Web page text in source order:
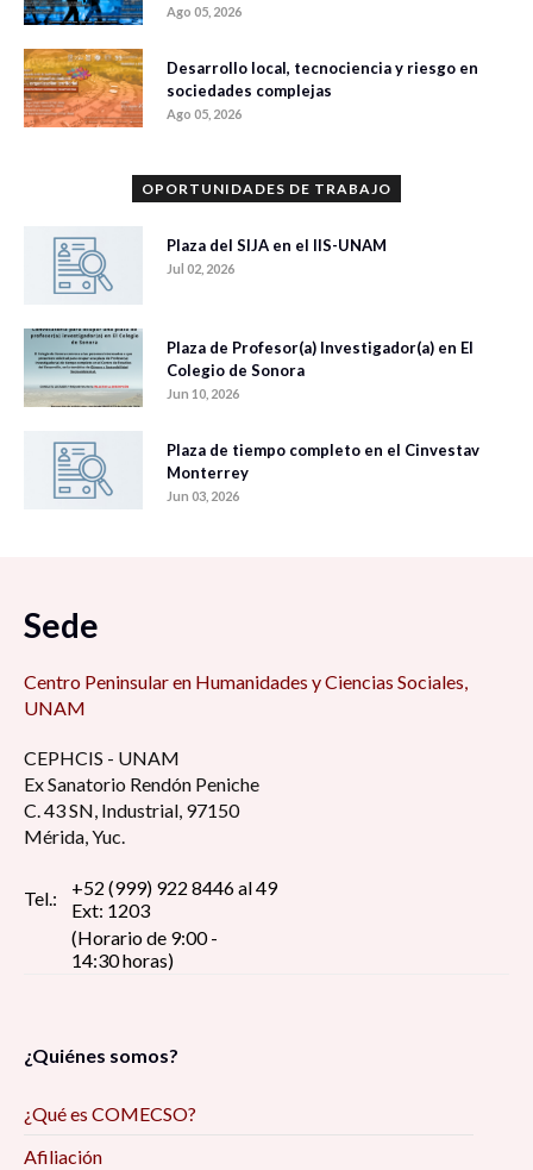
Ago 05, 2026
Desarrollo local, tecnociencia y riesgo en
sociedades complejas
Ago 05, 2026
OPORTUNIDADES DE TRABAJO
Plaza del SIJA en el IIS-UNAM
Jul 02, 2026
Plaza de Profesor(a) Investigador(a) en El
Colegio de Sonora
Jun 10, 2026
Plaza de tiempo completo en el Cinvestav
Monterrey
Jun 03, 2026
Sede
Centro Peninsular en Humanidades y Ciencias Sociales,
UNAM
CEPHCIS - UNAM
Ex Sanatorio Rendón Peniche
C. 43 SN, Industrial, 97150
Mérida, Yuc.
Tel.:
+52 (999) 922 8446 al 49
Ext: 1203
(Horario de 9:00 -
14:30 horas)
¿Quiénes somos?
¿Qué es COMECSO?
Afiliación